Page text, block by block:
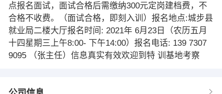
点报名面试，面试合格后需缴纳300元定岗建档费，不
合格不收费。（面试合格，即刻入训）报名地点:城步县
就业局二楼大厅报名时间: 2021年 6月23日（农历五月
十四星期三上午8:00- 下午14:00）报名电话: 139 7307
9095 （张主任）信息真实有效欢迎到特 训基地考察